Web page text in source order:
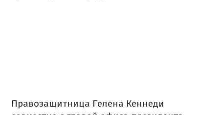
Правозащитница Гелена Кеннеди